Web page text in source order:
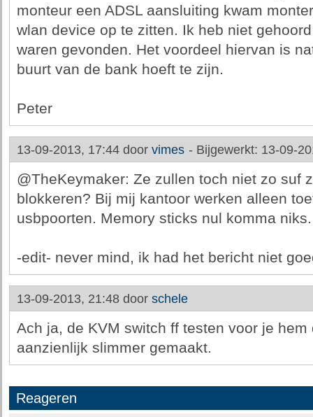
monteur een ADSL aansluiting kwam
wlan device op te zitten. Ik heb niet
waren gevonden. Het voordeel hiervan is
buurt van de bank hoeft te zijn.
Peter
13-09-2013, 17:44 door vimes - Bijgewerkt: 13-09-
@TheKeymaker: Ze zullen toch niet zo suf
blokkeren? Bij mij kantoor werken alleen
usbpoorten. Memory sticks nul komma niks.
-edit- never mind, ik had het bericht niet
13-09-2013, 21:48 door schele
Ach ja, de KVM switch ff testen voor je
aanzienlijk slimmer gemaakt.
Reageren